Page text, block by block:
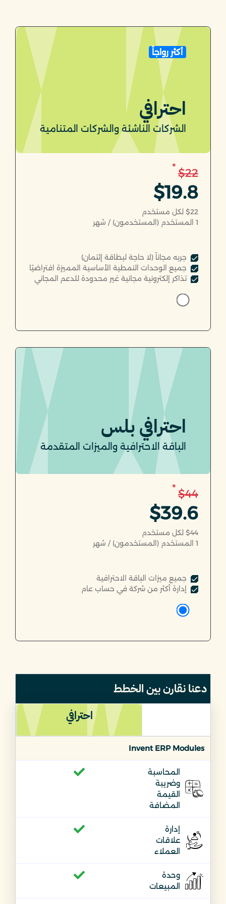
أكثر رواجاً
احترافي
الشركات الناشئة والشركات المتنامية
$22
*
$19.8
$22 لكل مستخدم
1 المستخدم (المستخدمون) / شهر
جربه مجاناً (لا حاجة لبطاقة إئتمان)
جميع الوحدات النمطية الأساسية المميزة افتراضيًا
تذاكر إلكترونية مجانية غير محدودة للدعم المجاني
احترافي بلس
الباقة الاحترافية والميزات المتقدمة
$44
*
$39.6
$44 لكل مستخدم
1 المستخدم (المستخدمون) / شهر
جميع ميزات الباقة الاحترافية
إدارة أكثر من شركة في حساب عام
دعنا نقارن بين الخطط
احترافي
Invent ERP Modules
المحاسبة
وضريبة
القيمة
المضافة
إدارة
علاقات
العملاء
وحدة
المبيعات